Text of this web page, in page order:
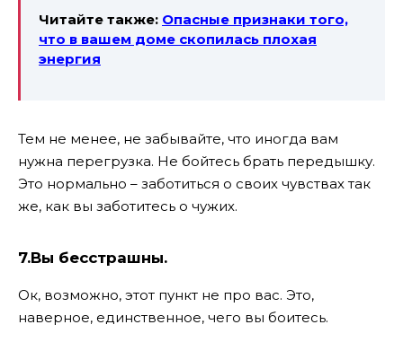
Читайте также: Опасные признаки того,
что в вашем доме скопилась плохая
энергия
Тем не менее, не забывайте, что иногда вам
нужна перегрузка. Не бойтесь брать передышку.
Это нормально – заботиться о своих чувствах так
же, как вы заботитесь о чужих.
7.Вы бесстрашны.
Ок, возможно, этот пункт не про вас. Это,
наверное, единственное, чего вы боитесь.